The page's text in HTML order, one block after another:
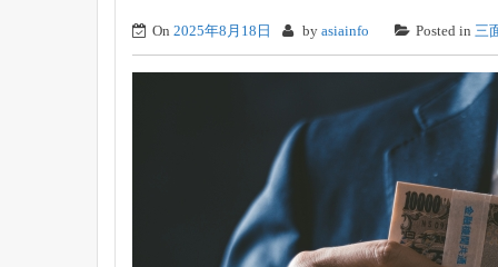
On 2025年8月18日 by asiainfo Posted in 三